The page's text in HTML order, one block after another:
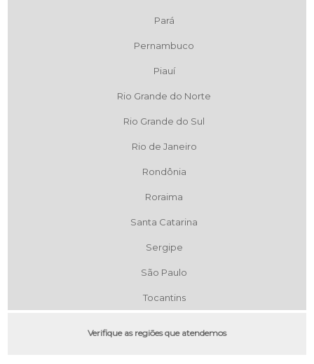
Pará
Pernambuco
Piauí
Rio Grande do Norte
Rio Grande do Sul
Rio de Janeiro
Rondônia
Roraima
Santa Catarina
Sergipe
São Paulo
Tocantins
Verifique as regiões que atendemos